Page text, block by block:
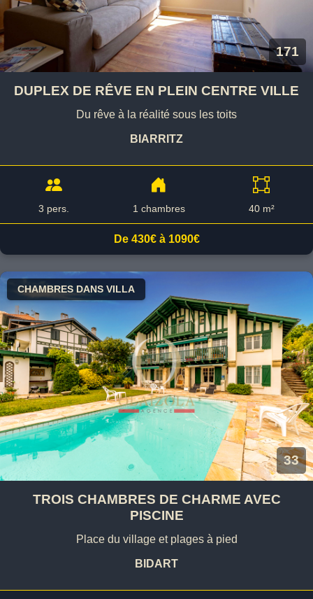
171
DUPLEX DE RÊVE EN PLEIN CENTRE VILLE
Du rêve à la réalité sous les toits
BIARRITZ
3 pers. 1 chambres 40 m²
De 430€ à 1090€
CHAMBRES DANS VILLA
33
TROIS CHAMBRES DE CHARME AVEC
PISCINE
Place du village et plages à pied
BIDART